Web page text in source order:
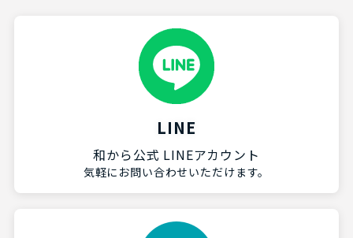
LINE
和から公式 LINEアカウント
気軽にお問い合わせいただけます。